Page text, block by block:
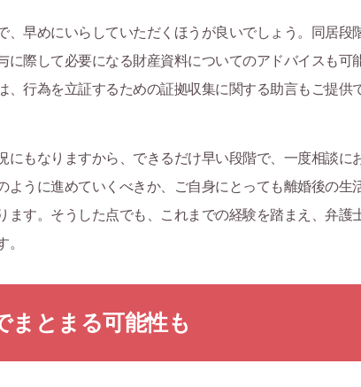
、早めにいらしていただくほうが良いでしょう。同居段
に際して必要になる財産資料についてのアドバイスも可
、行為を立証するための証拠収集に関する助言もご提供
にもなりますから、できるだけ早い段階で、一度相談に
ように進めていくべきか、ご自身にとっても離婚後の生
ます。そうした点でも、これまでの経験を踏まえ、弁護
まとまる可能性も